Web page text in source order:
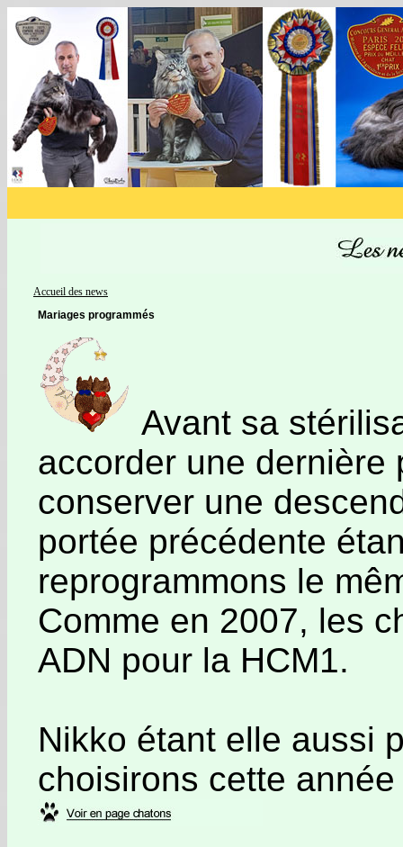
Accueil des news
Mariages programmés
Avant sa
accorder une dernière
conserver une
portée précédente
reprogrammons le
Comme en 2007, les
ADN pour la HCM1.
Nikko étant elle aussi
choisirons cette